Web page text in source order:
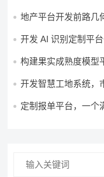
地产平台开发前路几
开发 AI 识别定制平
构建果实成熟度模型
开发智慧工地系统，
定制报单平台，一个